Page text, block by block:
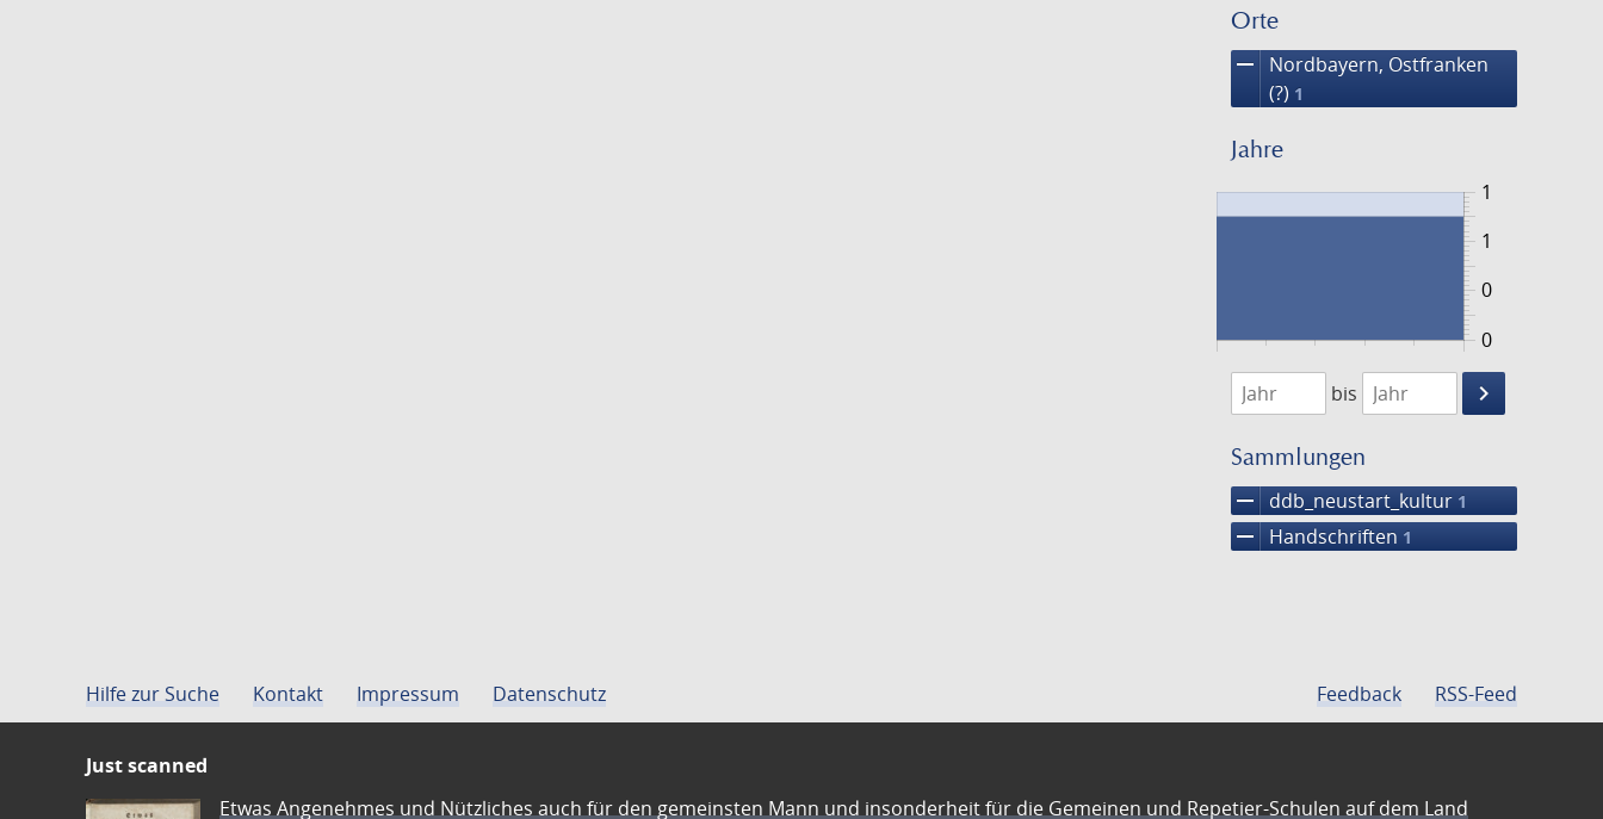
Orte
remove
Nordbayern, Ostfranken
(?) 1
Jahre
0
1
0
1
1474
1475
bis
keyboard_arrow_right
Suche
Sammlungen
remove ddb_neustart_kultur 1
remove Handschriften 1
Hilfe zur Suche Kontakt Impressum Datenschutz Feedback RSS-Feed
Just scanned
Etwas Angenehmes und Nützliches auch für den gemeinsten Mann und insonderheit für die Gemeinen und Repetier-Schulen auf dem Land